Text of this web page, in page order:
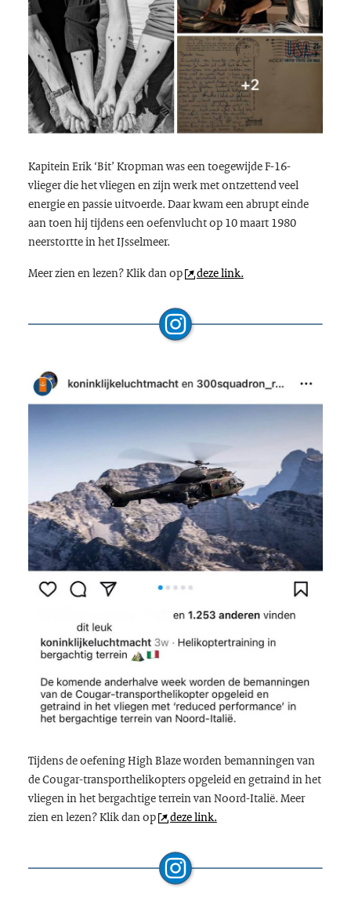
Kapitein Erik ‘Bit’ Kropman was een toegewijde F-16-
vlieger die het vliegen en zijn werk met ontzettend veel
energie en passie uitvoerde. Daar kwam een abrupt einde
aan toen hij tijdens een oefenvlucht op 10 maart 1980
neerstortte in het IJsselmeer.
Meer zien en lezen? Klik dan op
deze link.
Tijdens de oefeningHigh Blazeworden bemanningen van
deCougar-transporthelikopters opgeleid en getraind in het
vliegen in het bergachtige terrein van Noord-Italië. Meer
zien en lezen? Klik dan op
deze link.